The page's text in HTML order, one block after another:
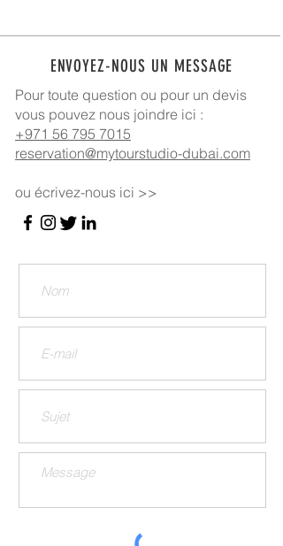
ENVOYEZ-NOUS UN MESSAGE
Pour toute question ou pour un devis
vous pouvez nous joindre ici :
+971 56 795 7015
reservation@mytourstudio-dubai.com
ou écrivez-nous ici >>